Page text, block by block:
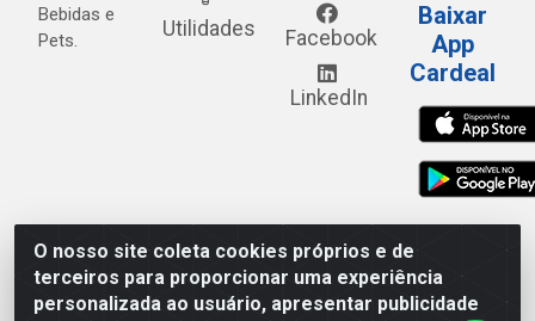
O nosso site coleta cookies próprios e de
terceiros para proporcionar uma experiência
personalizada ao usuário, apresentar publicidade
Bebidas e
Pets.
Utilidades Facebook
LinkedIn
Baixar
App
Cardeal
Cardeal Distribuidora - Estrada Alto do Moura, 582 - Alto
do Moura - Caruaru/PE - CEP 55.040-120 - CNPJ